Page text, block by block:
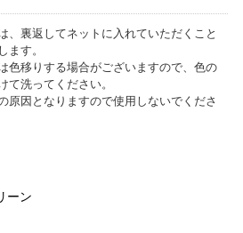
、裏返してネットに入れていただくこと
ます。
色移りする場合がございますので、色の
て洗ってください。
原因となりますので使用しないでくださ
ーン